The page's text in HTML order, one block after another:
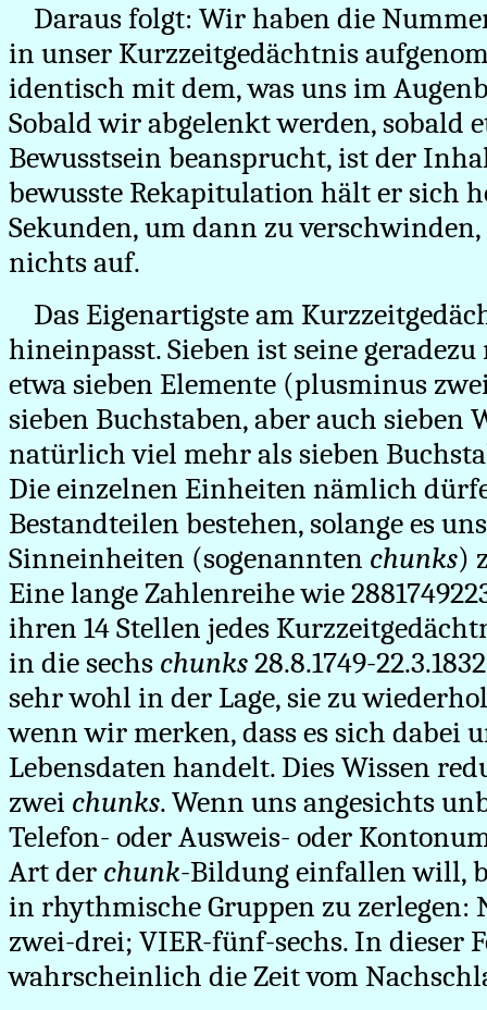
Daraus folgt: Wir haben die
in unser Kurzzeitgedächtnis
identisch mit dem, was uns im
Sobald wir abgelenkt werden, sobald
Bewusstsein beansprucht, ist der
bewusste Rekapitulation hält er sich
Sekunden, um dann zu
nichts auf.
Das Eigenartigste am
hineinpasst. Sieben ist seine geradezu
etwa sieben Elemente (plusminus
sieben Buchstaben, aber auch sieben
natürlich viel mehr als sieben
Die einzelnen Einheiten nämlich
Bestandteilen bestehen, solange es
Sinneinheiten (sogenannten chunks)
Eine lange Zahlenreihe wie
ihren 14 Stellen jedes
in die sechs chunks28.8.1749-
sehr wohl in der Lage, sie zu
wenn wir merken, dass es sich dabei
Lebensdaten handelt. Dies Wissen
zwei chunks. Wenn uns angesichts
Telefon- oder Ausweis- oder
Art der chunk-Bildung einfallen will,
in rhythmische Gruppen zu zerlegen:
zwei-drei; VIER-fünf-sechs. In dieser
wahrscheinlich die Zeit vom